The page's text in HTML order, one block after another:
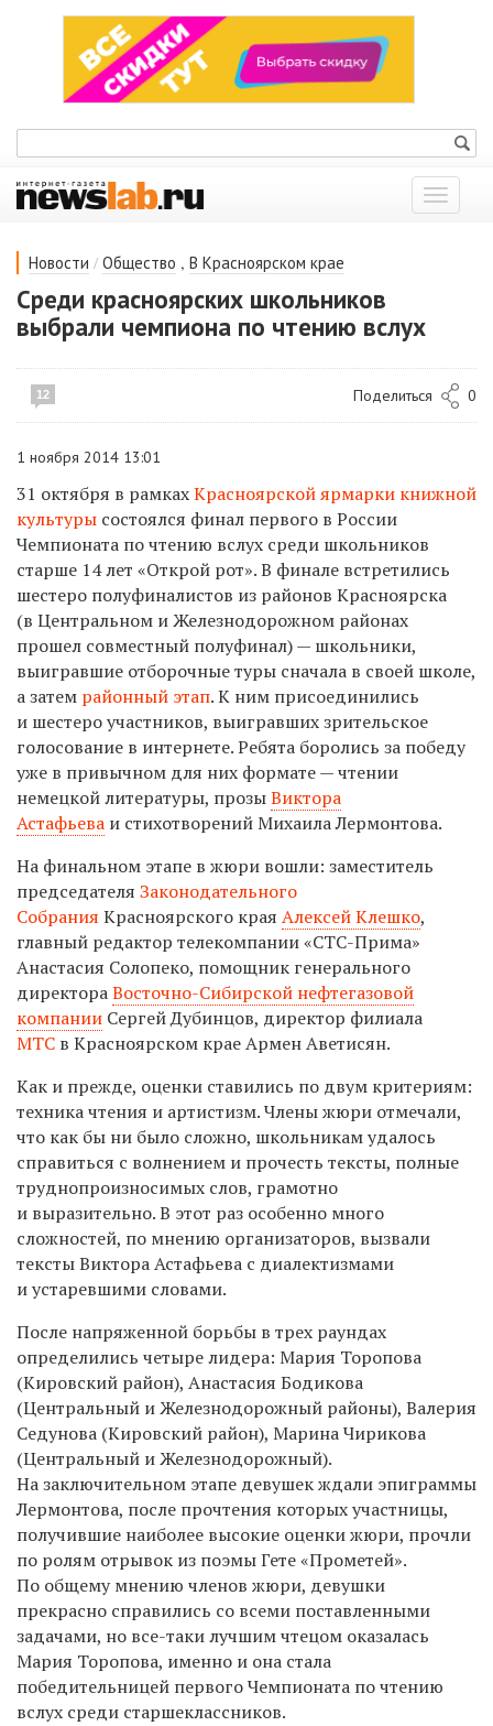
Показать
меню
Новости / Общество , В Красноярском крае
Среди красноярских школьников
выбрали чемпиона по чтению вслух
12 Поделиться 0
1 ноября 2014 13:01
31 октября в рамкахКрасноярской ярмарки книжной
культуры состоялся финал первого в России
Чемпионата по чтению вслух среди школьников
старше 14 лет «Открой рот». В финале встретились
шестеро полуфиналистов из районов Красноярска
(в Центральном и Железнодорожном районах
прошел совместный полуфинал) — школьники,
выигравшие отборочные туры сначала в своей школе,
а затем районный этап. К ним присоединились
и шестеро участников, выигравших зрительское
голосование в интернете. Ребята боролись за победу
уже в привычном для них формате — чтении
немецкой литературы, прозыВиктора
Астафьева и стихотворений Михаила Лермонтова.
На финальном этапе в жюри вошли: заместитель
председателя Законодательного
Собрания Красноярского края Алексей Клешко,
главный редактор телекомпании «СТС-Прима»
Анастасия Солопеко, помощник генерального
директораВосточно-Сибирской нефтегазовой
компании Сергей Дубинцов, директор филиала
МТС в Красноярском крае Армен Аветисян.
Как и прежде, оценки ставились по двум критериям:
техника чтения и артистизм. Члены жюри отмечали,
что как бы ни было сложно, школьникам удалось
справиться с волнением и прочесть тексты, полные
труднопроизносимых слов, грамотно
и выразительно. В этот раз особенно много
сложностей, по мнению организаторов, вызвали
тексты Виктора Астафьева с диалектизмами
и устаревшими словами.
После напряженной борьбы в трех раундах
определились четыре лидера: Мария Торопова
(Кировский район), Анастасия Бодикова
(Центральный и Железнодорожный районы), Валерия
Седунова (Кировский район), Марина Чирикова
(Центральный и Железнодорожный).
На заключительном этапе девушек ждали эпиграммы
Лермонтова, после прочтения которых участницы,
получившие наиболее высокие оценки жюри, прочли
по ролям отрывок из поэмы Гете «Прометей».
По общему мнению членов жюри, девушки
прекрасно справились со всеми поставленными
задачами, но все-таки лучшим чтецом оказалась
Мария Торопова, именно и она стала
победительницей первого Чемпионата по чтению
вслух среди старшеклассников.